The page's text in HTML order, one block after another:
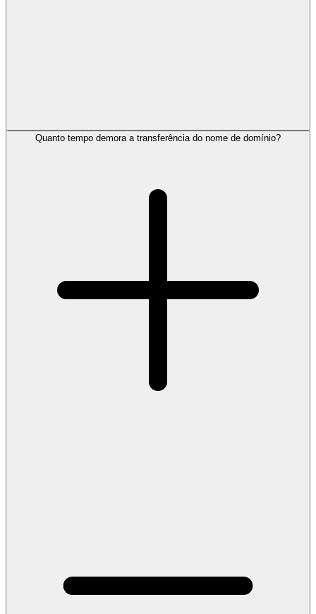
Quanto tempo demora a transferência do nome de domínio?